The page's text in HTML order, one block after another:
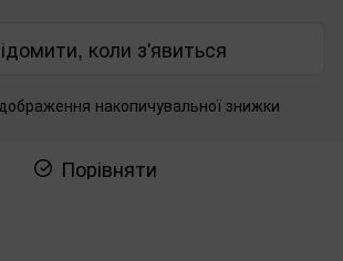
коли з'явиться
накопичувальної знижки
Порівняти